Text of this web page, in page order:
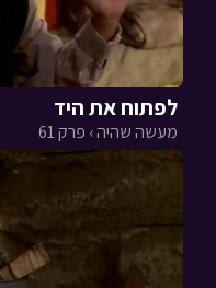
לפתוח את היד
מעשה שהיה › פרק 61